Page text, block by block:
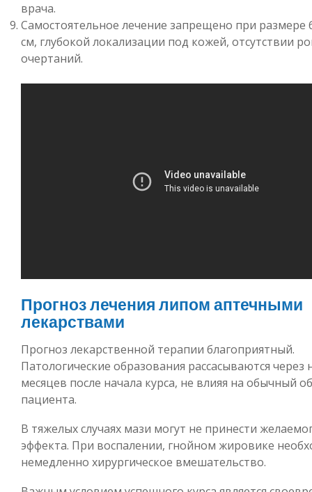
врача.
Самостоятельное лечение запрещено при размере
см, глубокой локализации под кожей, отсутствии
очертаний.
Прогноз лечения липом аптечными
лекарствами
Прогноз лекарственной терапии благоприятный.
Патологические образования рассасываются через
месяцев после начала курса, не влияя на обычный
пациента.
В тяжелых случаях мази могут не принести
эффекта. При воспалении, гнойном жировике
немедленно хирургическое вмешательство.